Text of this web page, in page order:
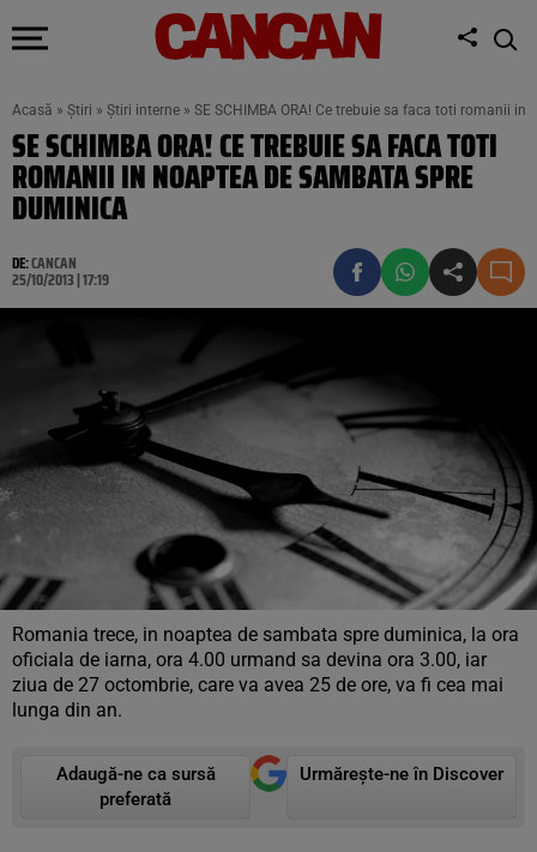
Acasă » Știri » Știri interne » SE SCHIMBA ORA! Ce trebuie sa faca toti romanii
SE SCHIMBA ORA! CE TREBUIE SA FACA TOTI
ROMANII IN NOAPTEA DE SAMBATA SPRE
DUMINICA
DE:CANCAN
25/10/2013 | 17:19
Romania trece, in noaptea de sambata spre duminica, la ora
oficiala de iarna, ora 4.00 urmand sa devina ora 3.00, iar
ziua de 27 octombrie, care va avea 25 de ore, va fi cea mai
lunga din an.
Adaugă-ne ca sursă
preferată
Urmărește-ne în Discover